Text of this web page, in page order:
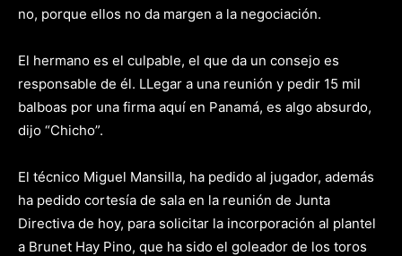
no, porque ellos no da margen a la negociación.
El hermano es el culpable, el que da un consejo es
responsable de él. LLegar a una reunión y pedir 15 mil
balboas por una firma aquí en Panamá, es algo absurdo,
dijo “Chicho”.
El técnico Miguel Mansilla, ha pedido al jugador, además
ha pedido cortesía de sala en la reunión de Junta
Directiva de hoy, para solicitar la incorporación al plantel
a Brunet Hay Pino, que ha sido el goleador de los toros